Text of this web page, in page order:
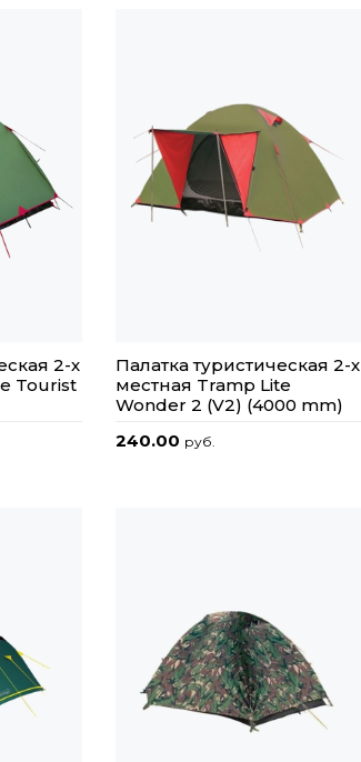
2-х
Tourist
Палатка туристическая 2-х
местная Tramp Lite
Wonder 2 (V2) (4000 mm)
240.00 руб.